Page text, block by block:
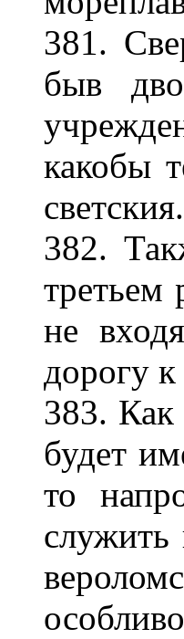
381.
быв
какобы
светския.
382.
третьем
не
дорогу
383. Как
будет
то